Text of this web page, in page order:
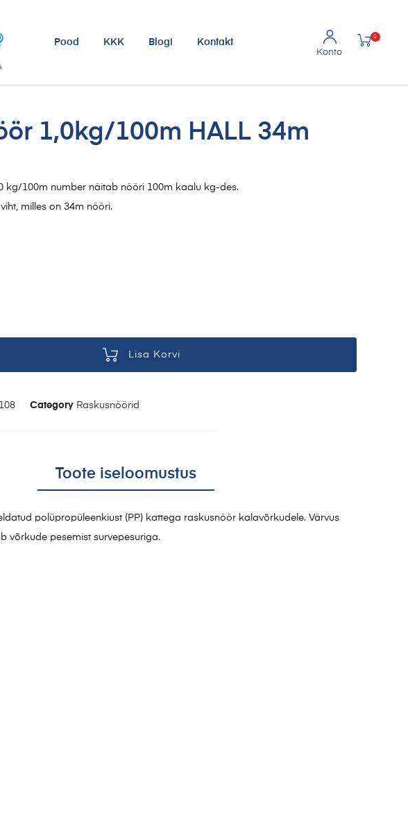
Pood KKK Blogi Kontakt
0
1,0kg/100m HALL 34m
kg/100m number näitab nööri 100m kaalu kg-des.
milles on 34m nööri.
Lisa Korvi
Category Raskusnöörid
Toote iseloomustus
polüpropüleenkiust (PP) kattega raskusnöör kalavõrkudele. Värvus
võrkude pesemist survepesuriga.